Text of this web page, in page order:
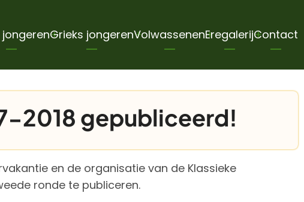
jongerenGrieks jongerenVolwassenenEregalerijContact
2018 gepubliceerd!
en de organisatie van de Klassieke
ronde te publiceren.